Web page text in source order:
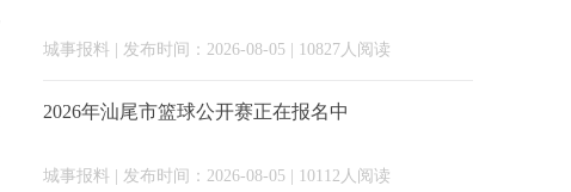
城事报料 | 发布时间：2026-08-05 | 10827人阅读
2026年汕尾市篮球公开赛正在报名中
城事报料 | 发布时间：2026-08-05 | 10112人阅读